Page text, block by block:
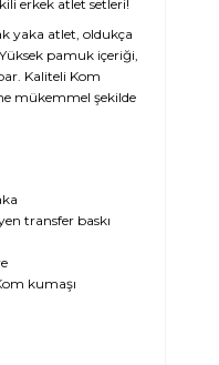
erkek atlet setleri!
yaka atlet, oldukça
pamuk içeriği,
Kaliteli Kom
mükemmel şekilde
transfer baskı
kumaşı